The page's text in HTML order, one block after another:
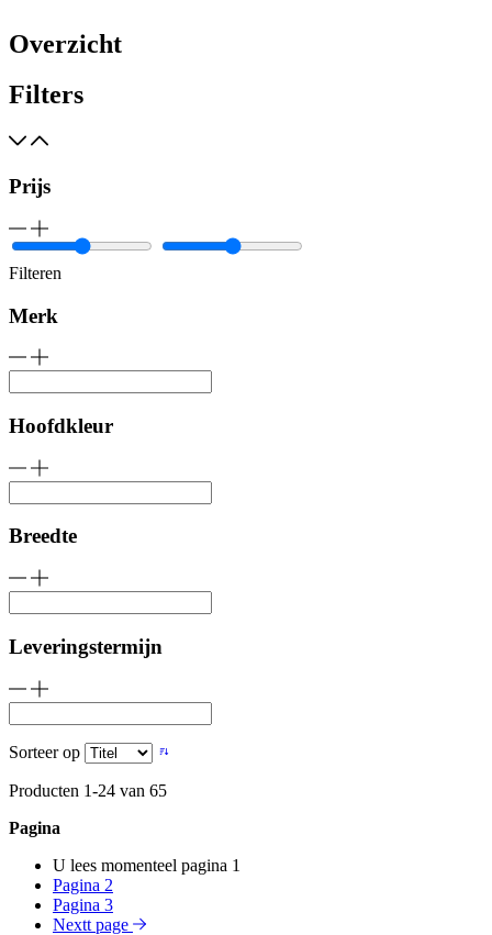
Overzicht
Filters
Prijs
Filteren
Merk
Hoofdkleur
Breedte
Leveringstermijn
Sorteer op
Producten 1-24 van 65
Pagina
U lees momenteel pagina 1
Pagina 2
Pagina 3
Nextt page